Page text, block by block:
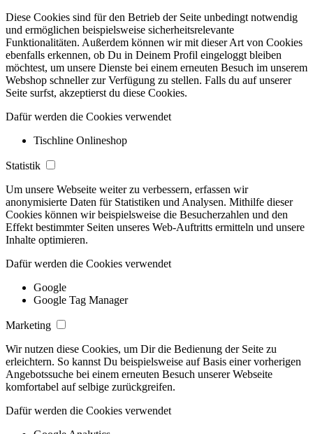
Diese Cookies sind für den Betrieb der Seite unbedingt notwendig
und ermöglichen beispielsweise sicherheitsrelevante
Funktionalitäten. Außerdem können wir mit dieser Art von Cookies
ebenfalls erkennen, ob Du in Deinem Profil eingeloggt bleiben
möchtest, um unsere Dienste bei einem erneuten Besuch im unserem
Webshop schneller zur Verfügung zu stellen. Falls du auf unserer
Seite surfst, akzeptierst du diese Cookies.
Dafür werden die Cookies verwendet
Tischline Onlineshop
Statistik
Um unsere Webseite weiter zu verbessern, erfassen wir
anonymisierte Daten für Statistiken und Analysen. Mithilfe dieser
Cookies können wir beispielsweise die Besucherzahlen und den
Effekt bestimmter Seiten unseres Web-Auftritts ermitteln und unsere
Inhalte optimieren.
Dafür werden die Cookies verwendet
Google
Google Tag Manager
Marketing
Wir nutzen diese Cookies, um Dir die Bedienung der Seite zu
erleichtern. So kannst Du beispielsweise auf Basis einer vorherigen
Angebotssuche bei einem erneuten Besuch unserer Webseite
komfortabel auf selbige zurückgreifen.
Dafür werden die Cookies verwendet